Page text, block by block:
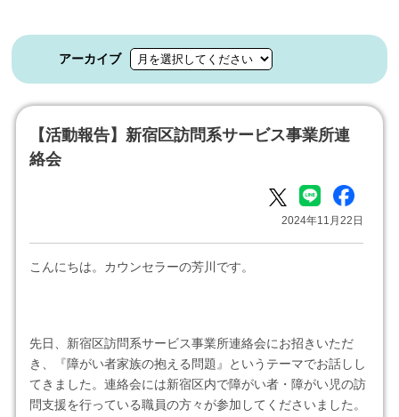
アーカイブ
【活動報告】新宿区訪問系サービス事業所連
絡会
2024年11月22日
こんにちは。カウンセラーの芳川です。
先日、新宿区訪問系サービス事業所連絡会にお招きいただ
き、『障がい者家族の抱える問題』というテーマでお話しし
てきました。連絡会には新宿区内で障がい者・障がい児の訪
問支援を行っている職員の方々が参加してくださいました。